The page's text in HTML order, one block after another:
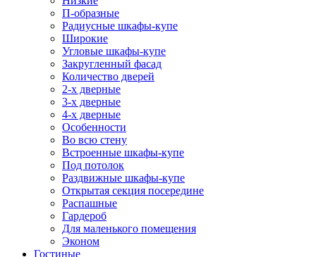
П-образные
Радиусные шкафы-купе
Широкие
Угловые шкафы-купе
Закругленный фасад
Количество дверей
2-х дверные
3-х дверные
4-х дверные
Особенности
Во всю стену
Встроенные шкафы-купе
Под потолок
Раздвижные шкафы-купе
Открытая секция посередине
Распашные
Гардероб
Для маленького помещения
Эконом
Гостиные